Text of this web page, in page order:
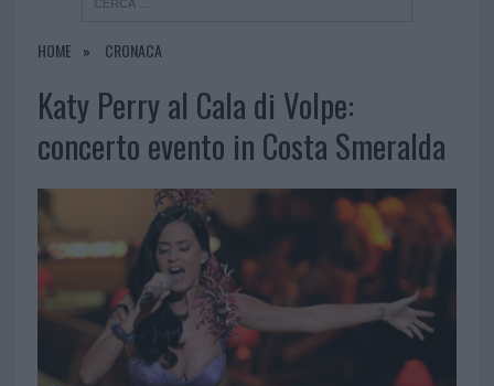
HOME CRONACA
Katy Perry al Cala di Volpe:
concerto evento in Costa Smeralda